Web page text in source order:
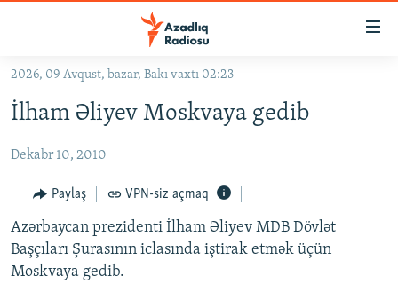
Əsas
qayıt
naviqasiyaya
Axtarışa
keç
KORRUPSIOMETR
#ƏSLINDƏ
FƏRQƏ BAX
QANUNI DOĞRU
2026, 09 Avqust, bazar, Bakı vaxtı 02:23
İlham Əliyev Moskvaya gedib
Dekabr 10, 2010
Paylaş VPN-siz açmaq
Azərbaycan prezidenti İlham Əliyev MDB Dövlət
Başçıları Şurasının iclasında iştirak etmək üçün
Moskvaya gedib.